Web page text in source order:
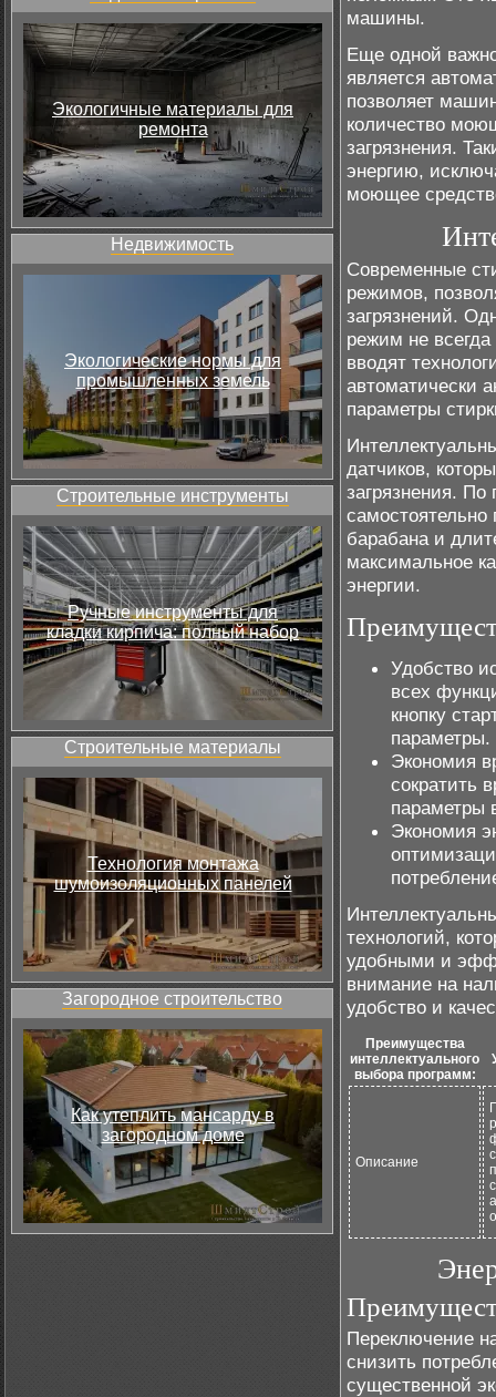
Экологичные материалы для
ремонта
Недвижимость
Экологические нормы для
промышленных земель
Строительные инструменты
Ручные инструменты для
кладки кирпича: полный набор
Строительные материалы
Технология монтажа
шумоизоляционных панелей
Загородное строительство
Как утеплить мансарду в
загородном доме
машины.
Еще одной
является
позволяет
количество
загрязнения.
энергию,
моющее
Современные
режимов,
загрязнений.
режим не
вводят
автоматически
параметры
датчиков,
загрязнения.
барабана и
максимальное
энергии.
Удобство
всех
кнопку
параметры.
Экономия
сократить
параметры
Экономия
технологий,
удобными и
внимание на
удобство и
Преимущества
интеллектуального
выбора программ:
Описание
Переключение
снизить
существенной